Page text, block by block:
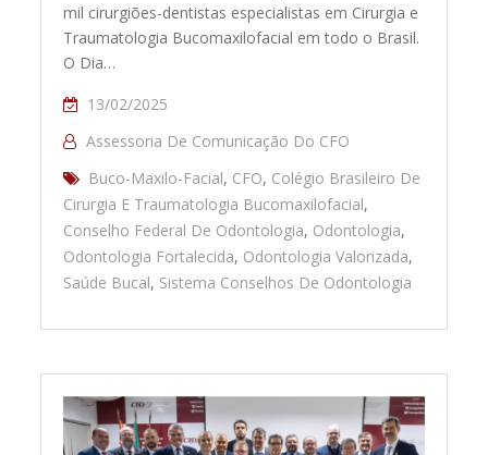
mil cirurgiões-dentistas especialistas em Cirurgia e
Traumatologia Bucomaxilofacial em todo o Brasil.
O Dia…
13/02/2025
Assessoria De Comunicação Do CFO
Buco-Maxilo-Facial, CFO, Colégio Brasileiro De
Cirurgia E Traumatologia Bucomaxilofacial,
Conselho Federal De Odontologia, Odontologia,
Odontologia Fortalecida, Odontologia Valorizada,
Saúde Bucal, Sistema Conselhos De Odontologia